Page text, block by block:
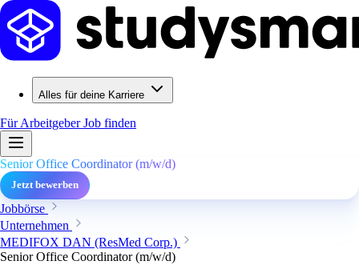
Alles für deine Karriere
Für ArbeitgeberJob finden
Senior Office Coordinator (m/w/d)
Jetzt bewerben
Jobbörse
Unternehmen
MEDIFOX DAN (ResMed Corp.)
Senior Office Coordinator (m/w/d)